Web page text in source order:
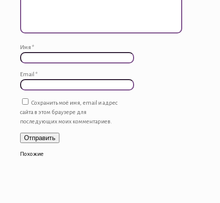
Имя *
Email *
Сохранить моё имя, email и адрес
сайта в этом браузере для
последующих моих комментариев.
Похожие